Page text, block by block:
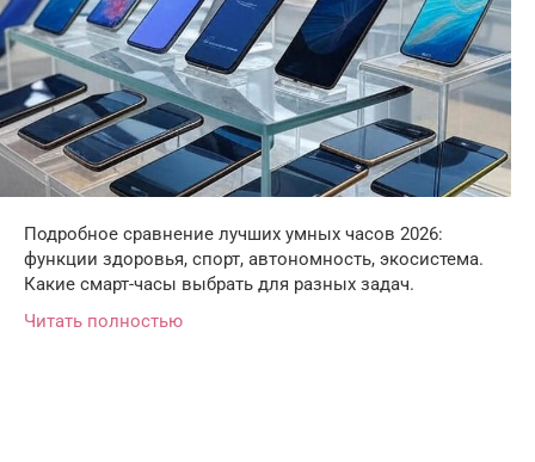
Подробное сравнение лучших умных часов 2026:
функции здоровья, спорт, автономность, экосистема.
Какие смарт-часы выбрать для разных задач.
Читать полностью